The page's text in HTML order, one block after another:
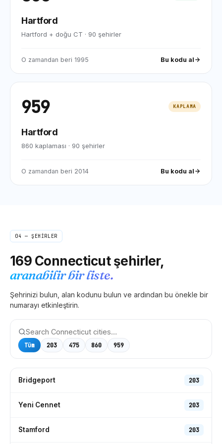
Hartford
Hartford + doğu CT · 90 şehirler
O zamandan beri 1995 Bu kodu al
959 KAPLAMA
Hartford
860 kaplaması · 90 şehirler
O zamandan beri 2014 Bu kodu al
04 — ŞEHİRLER
169 Connecticutşehirler,
aranabilir bir liste.
Şehrinizi bulun, alan kodunu bulun ve ardından bu önekle bir
numarayı etkinleştirin.
Tüm 203 475 860 959
Bridgeport 203
Yeni Cennet 203
Stamford 203